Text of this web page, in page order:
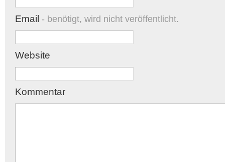
Email - benötigt, wird nicht veröffentlicht.
Website
Kommentar